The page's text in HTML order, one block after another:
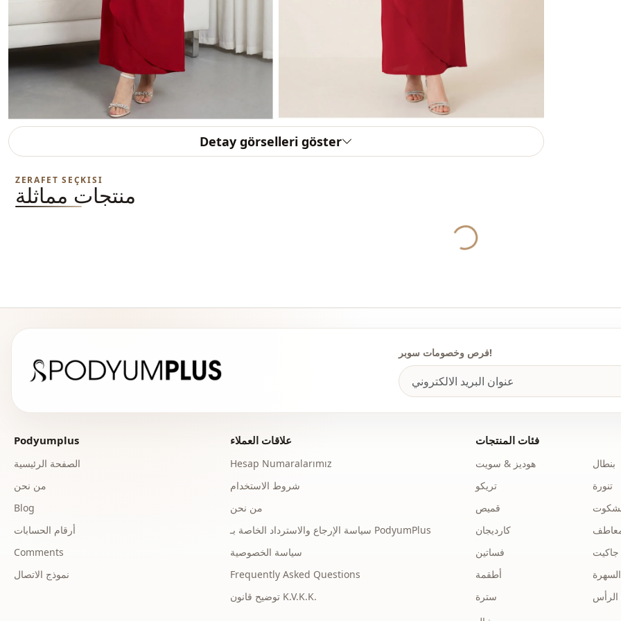
Detay görselleri göster
ZERAFET SEÇKISI
منتجات مماثلة
Yukleniyor...
فرص وخصومات سوبر!
Podyumplus
الصفحة الرئيسية
من نحن
Blog
أرقام الحسابات
Comments
نموذج الاتصال
علاقات العملاء
Hesap Numaralarımız
شروط الاستخدام
من نحن
سياسة الإرجاع والاسترداد الخاصة بـ PodyumPlus
سياسة الخصوصية
Frequently Asked Questions
توضيح قانون K.V.K.K.
فئات المنتجات
هوديز & سويت
تريكو
قميص
كارديجان
فساتين
أطقمة
سترة
بنطال
تنورة
جاكيت
الرأس